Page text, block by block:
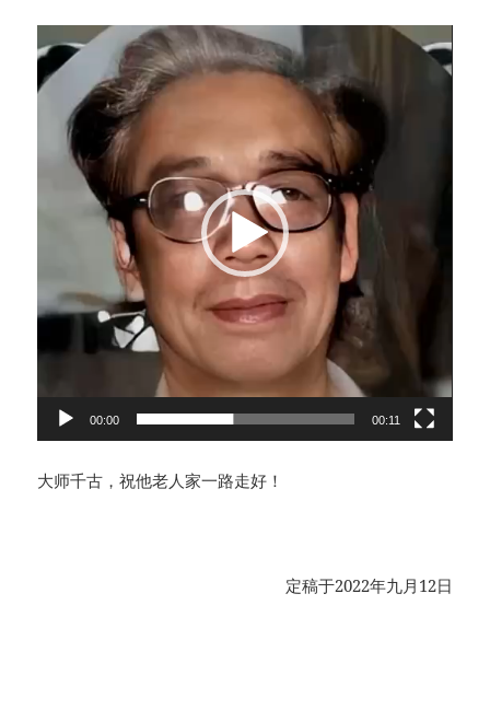
频
播
00:00 00:11
大师千古，祝他老人家一路走好！
定稿于2022年九月12日